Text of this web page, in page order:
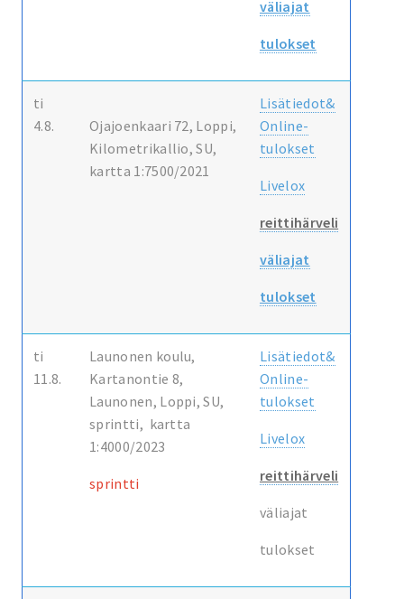
väliajat
tulokset
ti
4.8.
Ojajoenkaari 72, Loppi,
Kilometrikallio, SU,
kartta 1:7500/2021
Lisätiedot&
Online-
tulokset
Livelox
reittihärveli
väliajat
tulokset
ti
11.8.
Launonen koulu,
Kartanontie 8,
Launonen, Loppi, SU,
sprintti, kartta
1:4000/2023
sprintti
Lisätiedot&
Online-
tulokset
Livelox
reittihärveli
väliajat
tulokset